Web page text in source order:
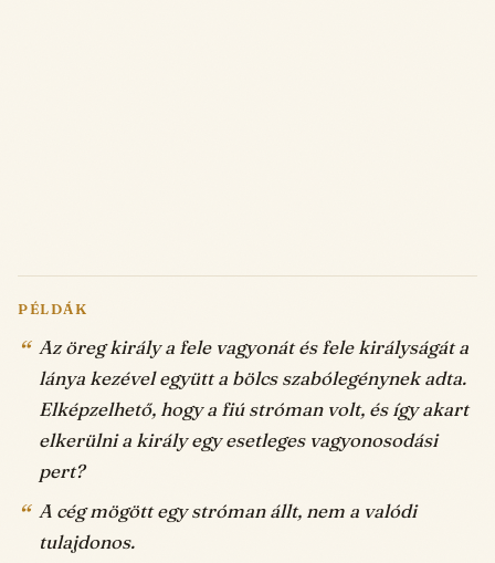
PÉLDÁK
Az öreg király a fele vagyonát és fele királyságát a
lánya kezével együtt a bölcs szabólegénynek adta.
Elképzelhető, hogy a fiú stróman volt, és így akart
elkerülni a király egy esetleges vagyonosodási
pert?
A cég mögött egy stróman állt, nem a valódi
tulajdonos.